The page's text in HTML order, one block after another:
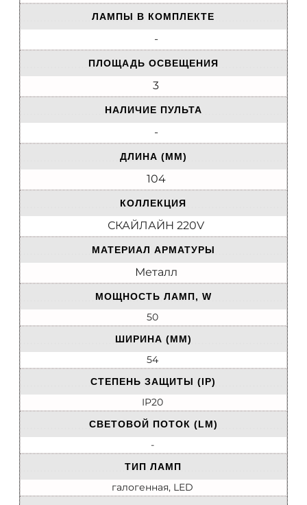
ЛАМПЫ В КОМПЛЕКТЕ
-
ПЛОЩАДЬ ОСВЕЩЕНИЯ
3
НАЛИЧИЕ ПУЛЬТА
-
ДЛИНА (ММ)
104
КОЛЛЕКЦИЯ
СКАЙЛАЙН 220V
МАТЕРИАЛ АРМАТУРЫ
Металл
МОЩНОСТЬ ЛАМП, W
50
ШИРИНА (ММ)
54
СТЕПЕНЬ ЗАЩИТЫ (IP)
IP20
СВЕТОВОЙ ПОТОК (LM)
-
ТИП ЛАМП
галогенная, LED